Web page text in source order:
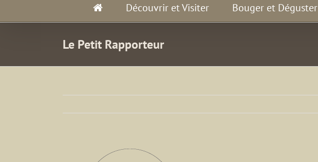
Découvrir et Visiter Bouger et Déguster
Le Petit Rapporteur